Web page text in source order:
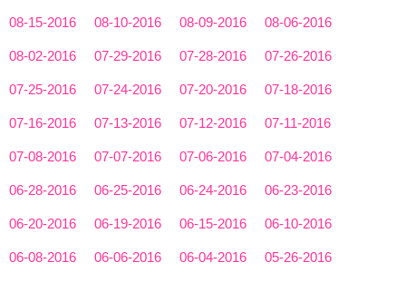
08-15-2016 08-10-2016 08-09-2016 08-06-2016
08-02-2016 07-29-2016 07-28-2016 07-26-2016
07-25-2016 07-24-2016 07-20-2016 07-18-2016
07-16-2016 07-13-2016 07-12-2016 07-11-2016
07-08-2016 07-07-2016 07-06-2016 07-04-2016
06-28-2016 06-25-2016 06-24-2016 06-23-2016
06-20-2016 06-19-2016 06-15-2016 06-10-2016
06-08-2016 06-06-2016 06-04-2016 05-26-2016